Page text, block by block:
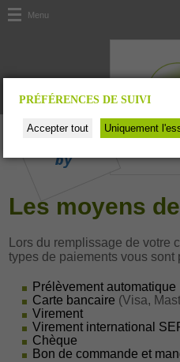
PRÉFÉRENCES DE SUIVI
Menu
Les moyens
Lors du remplissage de
types de paiements vous sont
Prélèvement automatique
Carte bancaire (Visa,
Virement
Virement international
Chèque
Bon de commande et